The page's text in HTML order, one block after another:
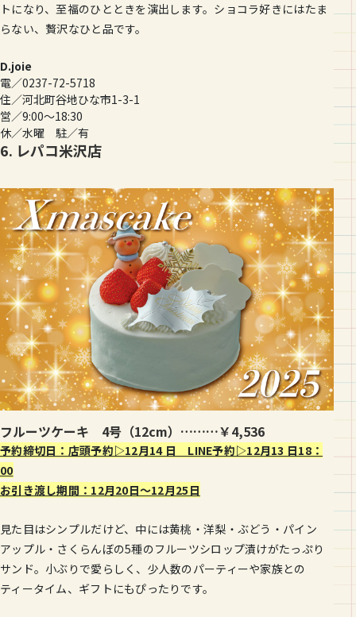
トになり、至福のひとときを演出します。ショコラ好きにはたま
らない、贅沢なひと品です。
D.joie
電／0237-72-5718
住／河北町谷地ひな市1-3-1
営／9:00〜18:30
休／水曜 駐／有
6. レパコ米沢店
フルーツケーキ 4号（12cm）………￥4,536
予約締切日：店頭予約▷12月14 日 LINE予約▷12月13 日18：
00
お引き渡し期間：12月20日〜12月25日
見た目はシンプルだけど、中には黄桃・洋梨・ぶどう・パイン
アップル・さくらんぼの5種のフルーツシロップ漬けがたっぷり
サンド。小ぶりで愛らしく、少人数のパーティーや家族との
ティータイム、ギフトにもぴったりです。